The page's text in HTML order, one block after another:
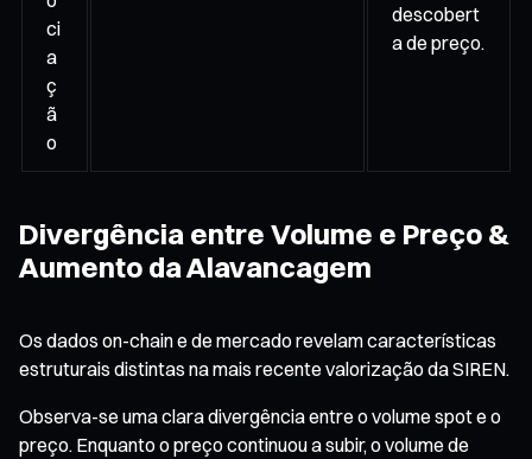
ci
a
ç
ã
o
descobert
a de preço.
Divergência entre Volume e Preço &
Aumento da Alavancagem
Os dados on-chain e de mercado revelam características
estruturais distintas na mais recente valorização da SIREN.
Observa-se uma clara divergência entre o volume spot e o
preço. Enquanto o preço continuou a subir, o volume de